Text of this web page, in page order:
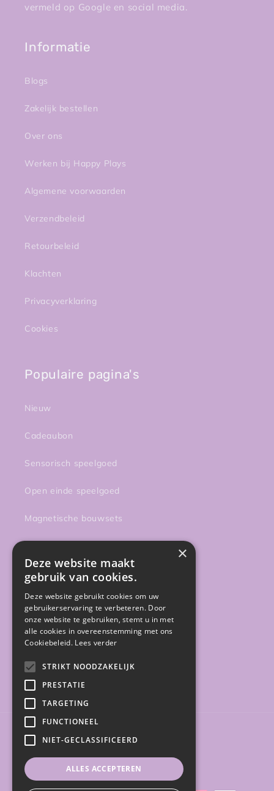
vermeld op Google en social media.
Informatie
Blogs
Zakelijk bestellen
Over ons
Werken bij Happy Plays
Algemene voorwaarden
Verzendbeleid
Retourbeleid
Klachten
Privacyverklaring
Cookies
Populaire pagina's
Nieuw
Cadeaubon
Sensorisch speelgoed
Open einde speelgoed
Magnetische bouwsets
Activiteiten
Sale
Gratis gidsen
Land/regio
×
Deze website maakt
gebruik van cookies.
Deze website gebruikt cookies om uw
gebruikerservaring te verbeteren. Door
onze website te gebruiken, stemt u in met
alle cookies in overeenstemming met ons
Cookiebeleid. Lees verder
STRIKT NOODZAKELIJK
PRESTATIE
TARGETING
FUNCTIONEEL
NIET-GECLASSIFICEERD
ALLES ACCEPTEREN